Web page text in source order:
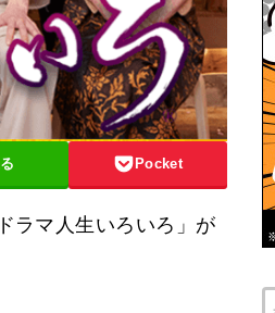
Pocket
ラマ人生いろいろ」が